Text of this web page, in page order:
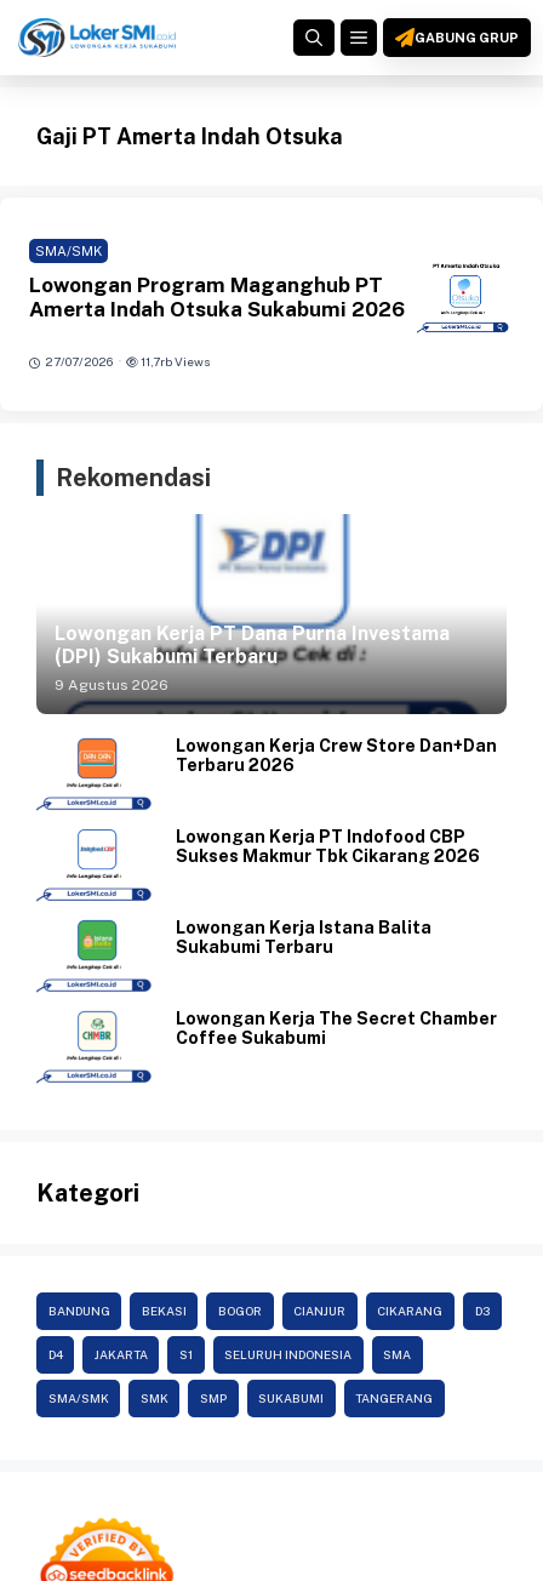
ke
MENUGABUNG GRUP
Gaji PT Amerta Indah Otsuka
SMA/SMK
Lowongan Program Maganghub PT
Amerta Indah Otsuka Sukabumi 2026
27/07/2026 · 11,7rb Views
Rekomendasi
Lowongan Kerja PT Dana Purna Investama
(DPI) Sukabumi Terbaru
9 Agustus 2026
Lowongan Kerja Crew Store Dan+Dan
Terbaru 2026
Lowongan Kerja PT Indofood CBP
Sukses Makmur Tbk Cikarang 2026
Lowongan Kerja Istana Balita
Sukabumi Terbaru
Lowongan Kerja The Secret Chamber
Coffee Sukabumi
Kategori
BANDUNG BEKASI BOGOR CIANJUR CIKARANG D3
D4 JAKARTA S1 SELURUH INDONESIA SMA
SMA/SMK SMK SMP SUKABUMI TANGERANG